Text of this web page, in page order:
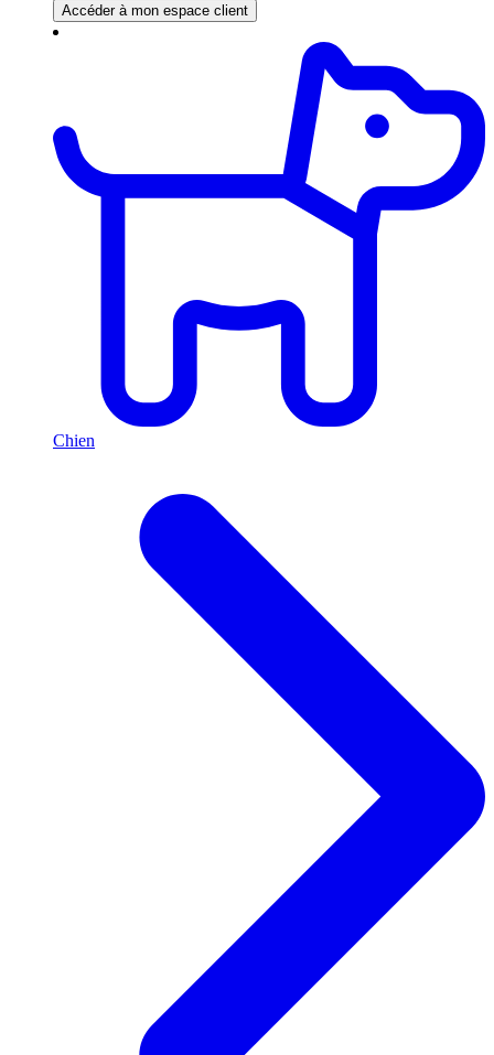
Accéder à mon espace client
Chien